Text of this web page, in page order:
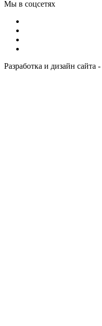
Мы в соцсетях
Разработка и дизайн сайта -